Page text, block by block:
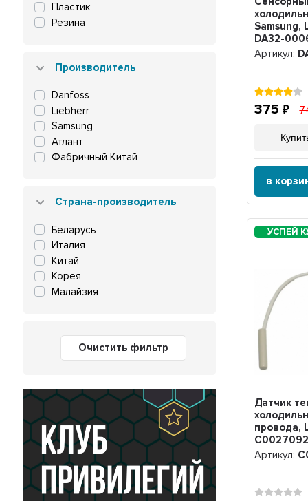
1500 мм
2120 мм
Пластик
Резина
Производитель
Danfoss
Liebherr
Samsung
Атлант
Фабричный Китай
Страна-производитель
Беларусь
Италия
Китай
Корея
Малайзия
Очистить фильтр
Samsung,
DA32-
Артикул:
375
в
Датчик
провода,
Артикул: